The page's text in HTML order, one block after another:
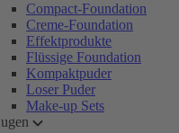
Compact-Foundation
Creme-Foundation
Effektprodukte
Flüssige Foundation
Kompaktpuder
Loser Puder
Make-up Sets